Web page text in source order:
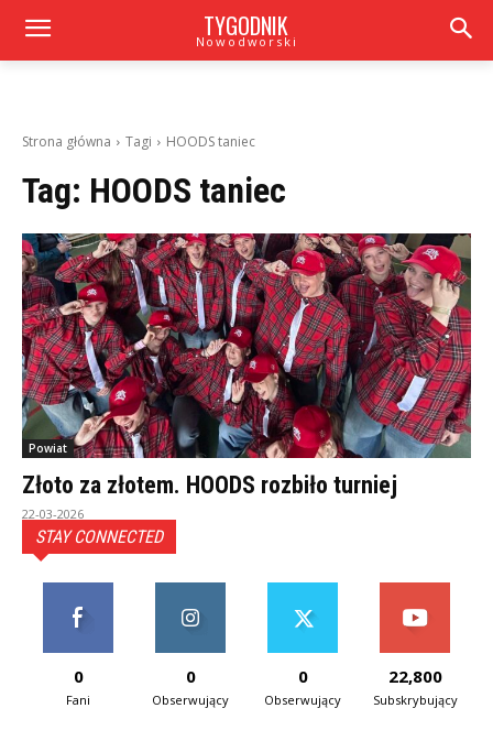
TYGODNIK
Nowodworski
Strona główna Tagi HOODS taniec
Tag: HOODS taniec
Powiat
Złoto za złotem. HOODS rozbiło turniej
22-03-2026
STAY CONNECTED
0
Fani
0
Obserwujący
0
Obserwujący
22,800
Subskrybujący